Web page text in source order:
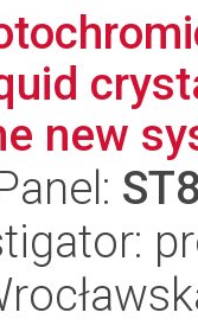
new